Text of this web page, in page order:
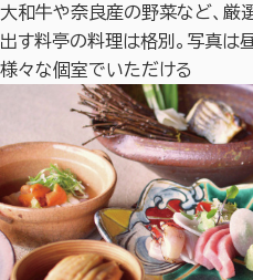
大和牛や奈良産の野菜など、厳
出す料亭の料理は格別。写真は
様々な個室でいただける